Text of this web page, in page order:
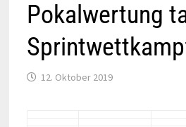
Pokalwertung
12. Oktober 2019